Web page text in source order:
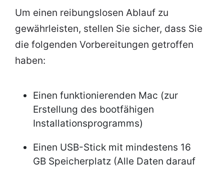
Um einen reibungslosen Ablauf zu
gewährleisten, stellen Sie sicher, dass Sie
die folgenden Vorbereitungen getroffen
haben:
Einen funktionierenden Mac (zur
Erstellung des bootfähigen
Installationsprogramms)
Einen USB-Stick mit mindestens 16
GB Speicherplatz (Alle Daten darauf